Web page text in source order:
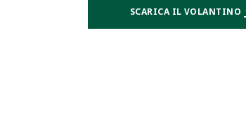
SCARICA IL VOLANTINO